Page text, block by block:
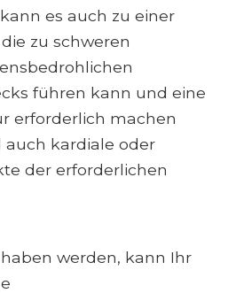
es auch zu einer
zu schweren
führen kann und eine
erforderlich machen
auch kardiale oder
der erforderlichen
werden, kann Ihr